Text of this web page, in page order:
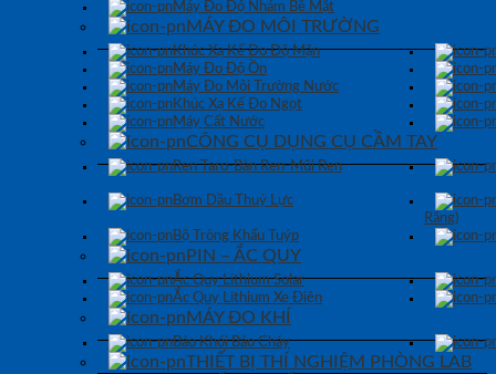
Máy Đo Độ Nhám Bề Mặt
MÁY ĐO MÔI TRƯỜNG
Khúc Xạ Kế Đo Độ Mặn
Máy Đo Độ Ồn
Máy Đo Môi Trường Nước
Khúc Xạ Kế Đo Ngọt
Máy Cất Nước
CÔNG CỤ DỤNG CỤ CẦM TAY
Ren Taro-Bàn Ren-Mũi Ren
Bơm Dầu Thuỷ Lực
Răng)
Bộ Tròng Khẩu Tuýp
PIN – ẮC QUY
Ắc Quy Lithium Solar
Ắc Quy Lithium Xe Điện
MÁY ĐO KHÍ
Báo Khói Báo Cháy
THIẾT BỊ THÍ NGHIỆM PHÒNG LAB